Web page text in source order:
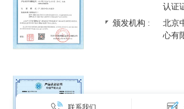
认证
颁发机构 :
北京
心有
联系我们